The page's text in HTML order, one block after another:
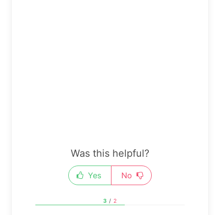
Was this helpful?
Yes No
3 / 2